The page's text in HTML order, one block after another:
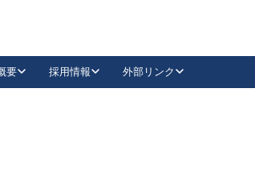
要 採用情報 外部リンク